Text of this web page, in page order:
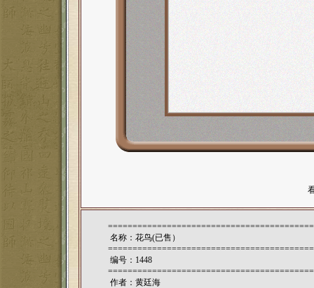
名称：花鸟(已售）
编号：1448
作者： 黄廷海